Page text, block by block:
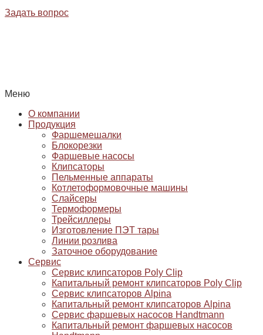
Задать вопрос
Меню
О компании
Продукция
Фаршемешалки
Блокорезки
Фаршевые насосы
Клипсаторы
Пельменные аппараты
Котлетоформовочные машины
Слайсеры
Термоформеры
Трейсиллеры
Изготовление ПЭТ тары
Линии розлива
Заточное оборудование
Сервис
Сервис клипсаторов Poly Clip
Капитальный ремонт клипсаторов Poly Clip
Сервис клипсаторов Alpina
Капитальный ремонт клипсаторов Alpina
Сервис фаршевых насосов Handtmann
Капитальный ремонт фаршевых насосов